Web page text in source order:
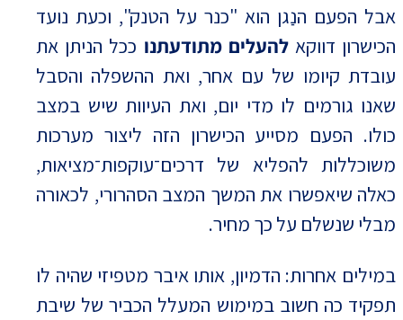
אבל הפעם הנַגן הוא "כנר על הטנק", וכעת נועד
הכישרון דווקאלהעלים מתודעתנו ככל הניתן את
עובדת קיומו של עם אחר, ואת ההשפלה והסבל
שאנו גורמים לו מדי יום, ואת העיוות שיש במצב
כולו. הפעם מסייע הכישרון הזה ליצור מערכות
משוכללות להפליא של דרכים־עוקפות־מציאות,
כאלה שיאפשרו את המשך המצב הסהרורי, לכאורה
מבלי שנשלם על כך מחיר.
במילים אחרות: הדמיון, אותו איבר מטפיזי שהיה לו
תפקיד כה חשוב במימוש המעלל הכביר של שיבת